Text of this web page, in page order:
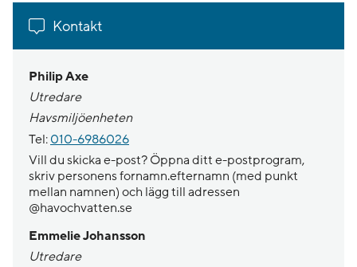
Kontakt
Philip Axe
Utredare
Havsmiljöenheten
Tel: 010-6986026
Vill du skicka e-post? Öppna ditt e-postprogram,
skriv personens fornamn.efternamn (med punkt
mellan namnen) och lägg till adressen
@havochvatten.se
Emmelie Johansson
Utredare